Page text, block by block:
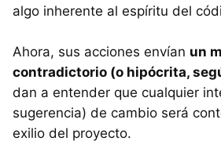
algo inherente al espíritu del
Ahora, sus acciones envían un
contradictorio (o hipócrita,
dan a entender que cualquier
sugerencia) de cambio será
exilio del proyecto.